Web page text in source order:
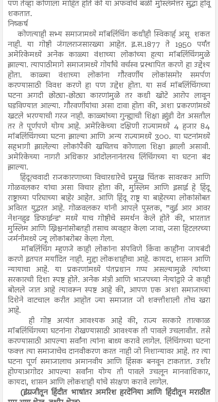
पण तेव्हा कोणाला माहित होते की या अफवांचे बळी मुस्लिमेत्तर सुद्धा होवू
शकतात.
निष्कर्ष
कोणत्याही सभ्य समाजामध्ये मॉबलिंचिंग कधीही स्विकार्ह असू शकत
नाही. या गोष्टी जंगलराजसारख्या आहेत. इ.स.1877 ते 1950 पर्यंत
अमेरिकेमध्ये अनेक काळ्या वंशाच्या लोकांच्या हत्या मॉबलिंचिंगमुळे
झाल्या. त्यापाठीमागे समाजामध्ये गोर्यांचे वर्चस्व प्रस्थापित करणे हा उद्देश्य
होता. काळ्या वंशाच्या लोकांना गौरवर्णीय लोकांसमोर समर्पण
करण्यासाठी विवश करणे हा पण उद्देश होता. या सर्व मॉबलिंचिंगच्या
घटना अगदी छोट्या-छोट्या कारणांमुळे तर कधी खोटे आरोप लावून
घडविण्यात आल्या. गौरवर्णीयांचा असा दावा होता की, अशा प्रकरणांमध्ये
खटले भरण्याची गरज नाही. काळ्यांच्या गुन्ह्याची शिक्षा झुंडी देत असतील
तर ते पूर्णपणे योग्य आहे. अमेरिकेच्या दक्षिणी राज्यामध्ये 4 हजार 84
मॉबलिंचिंगच्या घटना झाल्या आणि अन्य राज्यामध्ये 300. या घटनांमध्ये
सहभागी झालेल्या लोकांपैकी खचितच कोणाला शिक्षा झाली असावी.
अमेरिकेच्या नागरी अधिकार आंदोलनानंतरच लिंचिंगच्या या घटना बंद
झाल्या.
हिंदूत्ववादी राजकारणाच्या विचारधारेचे प्रमुख चिंतक सावरकर आणि
गोळवलकर यांचा असा विचार होता की, मुस्लिम आणि इसाई हे हिंदू
राष्ट्राच्या परिघाच्या बाहेर आहेत. आणि हिंदू राष्ट्र या बाहेरच्या लोकांसोबत
अविरत युद्धरत आहे. गोळवलकर यांनी आपले पुस्तक, ”वुई आर आवर
नेशनहुड डिफाईन्ड’ मध्ये याच गोष्टीचे समर्थन केले होते की, भारतात
मुस्लिम आणि ख्रिश्चनांसोबतही तसाच व्यवहार केला जावा, जसा हिटलरच्या
जर्मनीमध्ये ज्यू लोकांबरोबर केला गेला.
मॉबलिंचिंग म्हणजे काही लोकांना संपविणे किंवा काहींना जायबंदी
करणे इतपत मर्यादित नाही. मुद्दा लोकशाहीचा आहे. कायदा, शासन आणि
न्यायाचा आहे. या प्रकरणांमध्ये पंतप्रधान गप्प असल्यामुळे त्यांच्या
सरकारची दिशा स्पष्ट होते. अनेक मंत्री आणि भाजपच्या नेत्यांद्वारे जे काही
बोलले जात आहे त्यावरून स्पष्ट आहे की, आपण एक अशा समाजाच्या
दिशेने वाटचाल करीत आहोत ज्या समाजात जो शक्तीशाली तोच खरा
आहे.
ही गोष्ट अत्यंत आवश्यक आहे की, राज्य सरकारे तात्काळ
मॉबलिंचिंगच्या घटनांना रोखण्यासाठी आवश्यक ती पावले उचलावीत. तसे
करण्यासाठी आपल्या सर्वांना त्यांना बाध्य करावे लागेल. लिंचिंगच्या घटना
फक्त त्या समाजाचेच दानवीकरण करत नाही जो निशान्यावर आहे. तर त्या
घटना पूर्ण समाजालाच अमानवीय आणि हिंसक बनवून टाकतात. उशीर
होण्याअगोदर आपल्या सर्वांना योग्य ती पावले उचलून मानवाधिकार,
कायदा, शासन आणि लोकशाही यांचे संरक्षण करावे लागेल.
(इंग्रजीतून हिंदीत भाषांतर अमरिश हरदेनिया आणि हिंदीतून मराठीत